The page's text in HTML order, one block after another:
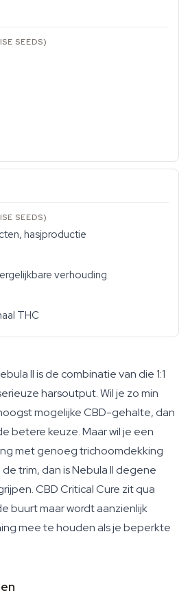
hasjproductie
verhouding
THC
II is de combinatie van die 1:1
harsoutput. Wil je zo min
mogelijke CBD-gehalte, dan
betere keuze. Maar wil je een
met genoeg trichoomdekking
trim, dan is Nebula II degene
CBD Critical Cure zit qua
buurt maar wordt aanzienlijk
mee te houden als je beperkte